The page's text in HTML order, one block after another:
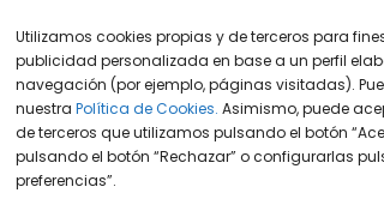
Utilizamos cookies propias y de terceros para
publicidad personalizada en base a un perfil
navegación (por ejemplo, páginas visitadas).
nuestra Política de Cookies. Asimismo, puede
de terceros que utilizamos pulsando el botón
pulsando el botón “Rechazar” o configurarlas
preferencias”.